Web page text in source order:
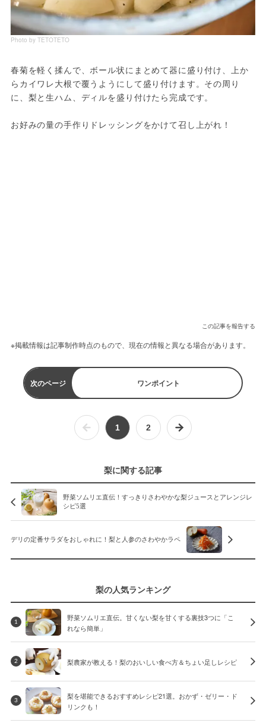
Photo by TETOTETO
春菊を軽く揉んで、ボール状にまとめて器に盛り付け、上か
らカイワレ大根で覆うようにして盛り付けます。その周り
に、梨と生ハム、ディルを盛り付けたら完成です。
この記事を報告する
※掲載情報は記事制作時点のもので、現在の情報と異なる場合があります。
次のページ ワンポイント
1 2
梨に関する記事
野菜ソムリエ直伝！すっきりさわやかな梨ジュースとアレンジレ
シピ5選
デリの定番サラダをおしゃれに！梨と人参のさわやかラペ
梨の人気ランキング
1
野菜ソムリエ直伝。甘くない梨を甘くする裏技3つに「こ
れなら簡単」
2 梨農家が教える！梨のおいしい食べ方＆ちょい足しレシピ
3
梨を堪能できるおすすめレシピ21選。おかず・ゼリー・ド
リンクも！